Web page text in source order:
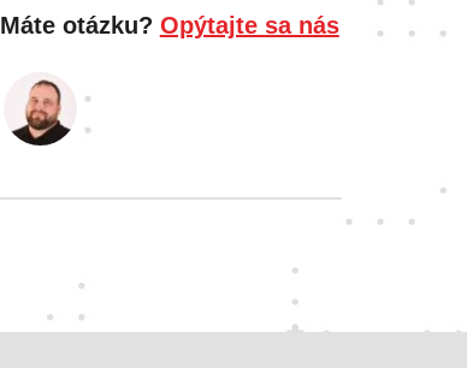
Máte otázku? Opýtajte sa nás